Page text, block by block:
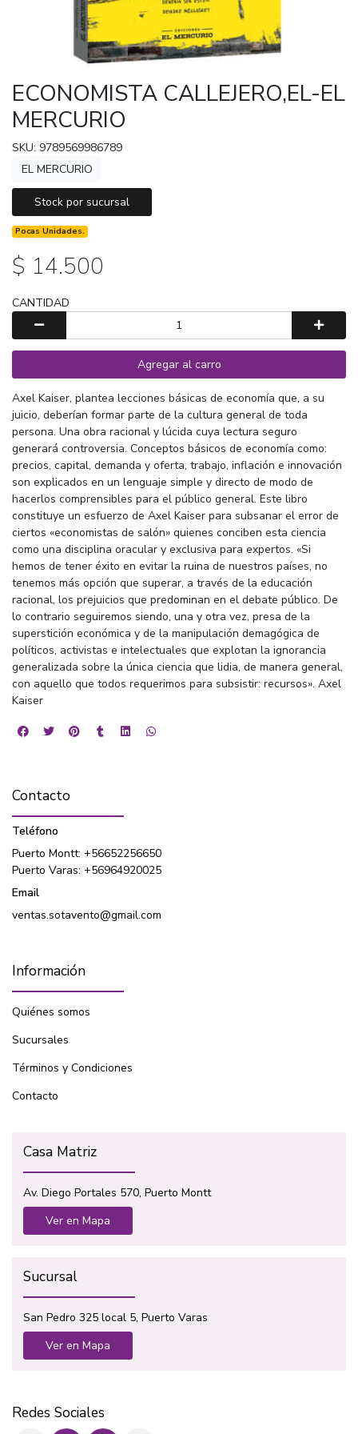
ECONOMISTA CALLEJERO,EL-EL
MERCURIO
SKU: 9789569986789
EL MERCURIO
Stock por sucursal
Pocas Unidades.
$ 14.500
CANTIDAD
Agregar al carro
Axel Kaiser, plantea lecciones básicas de economía que, a su
juicio, deberían formar parte de la cultura general de toda
persona. Una obra racional y lúcida cuya lectura seguro
generará controversia. Conceptos básicos de economía como:
precios, capital, demanda y oferta, trabajo, inflación e innovación
son explicados en un lenguaje simple y directo de modo de
hacerlos comprensibles para el público general. Este libro
constituye un esfuerzo de Axel Kaiser para subsanar el error de
ciertos «economistas de salón» quienes conciben esta ciencia
como una disciplina oracular y exclusiva para expertos. «Si
hemos de tener éxito en evitar la ruina de nuestros países, no
tenemos más opción que superar, a través de la educación
racional, los prejuicios que predominan en el debate público. De
lo contrario seguiremos siendo, una y otra vez, presa de la
superstición económica y de la manipulación demagógica de
políticos, activistas e intelectuales que explotan la ignorancia
generalizada sobre la única ciencia que lidia, de manera general,
con aquello que todos requerimos para subsistir: recursos». Axel
Kaiser
Contacto
Teléfono
Puerto Montt: +56652256650
Puerto Varas: +56964920025
Email
ventas.sotavento@gmail.com
Información
Quiénes somos
Sucursales
Términos y Condiciones
Contacto
Casa Matriz
Av. Diego Portales 570, Puerto Montt
Ver en Mapa
Sucursal
San Pedro 325 local 5, Puerto Varas
Ver en Mapa
Redes Sociales